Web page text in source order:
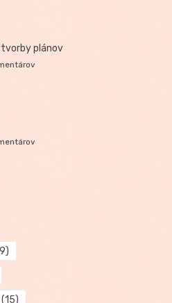
tvorby plánov
(15)